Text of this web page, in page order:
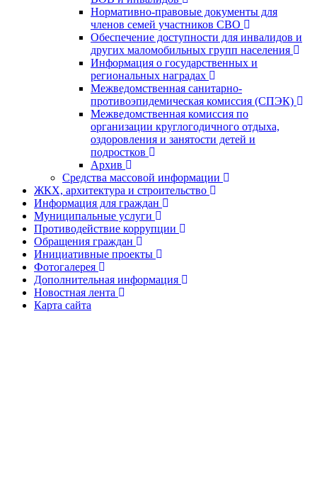
Нормативно-правовые документы для
членов семей участников СВО
Обеспечение доступности для инвалидов и
других маломобильных групп населения
Информация о государственных и
региональных наградах
Межведомственная санитарно-
противоэпидемическая комиссия (СПЭК)
Межведомственная комиссия по
организации круглогодичного отдыха,
оздоровления и занятости детей и
подростков
Архив
Средства массовой информации
ЖКХ, архитектура и строительство
Информация для граждан
Муниципальные услуги
Противодействие коррупции
Обращения граждан
Инициативные проекты
Фотогалерея
Дополнительная информация
Новостная лента
Карта сайта